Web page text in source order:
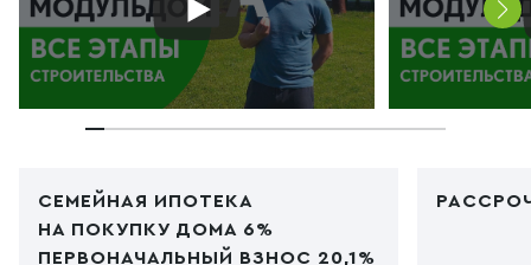
СЕМЕЙНАЯ ИПОТЕКА
НА ПОКУПКУ ДОМА 6%
ПЕРВОНАЧАЛЬНЫЙ ВЗНОС 20,1%